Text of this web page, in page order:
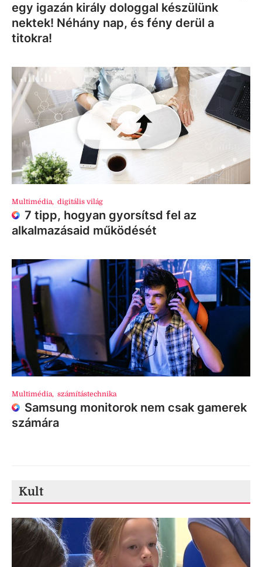
egy igazán király dologgal készülünk
nektek! Néhány nap, és fény derül a
titokra!
Multimédia, digitális világ
7 tipp, hogyan gyorsítsd fel az
alkalmazásaid működését
Multimédia, számítástechnika
Samsung monitorok nem csak gamerek
számára
Kult